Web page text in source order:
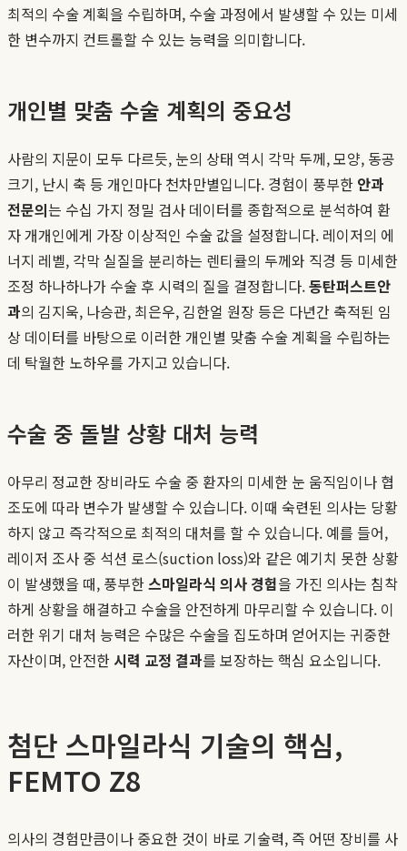
최적의 수술 계획을 수립하며, 수술 과정에서 발생할 수 있는 미세
한 변수까지 컨트롤할 수 있는 능력을 의미합니다.
개인별 맞춤 수술 계획의 중요성
사람의 지문이 모두 다르듯, 눈의 상태 역시 각막 두께, 모양, 동공
크기, 난시 축 등 개인마다 천차만별입니다. 경험이 풍부한 안과
전문의는 수십 가지 정밀 검사 데이터를 종합적으로 분석하여 환
자 개개인에게 가장 이상적인 수술 값을 설정합니다. 레이저의 에
너지 레벨, 각막 실질을 분리하는 렌티큘의 두께와 직경 등 미세한
조정 하나하나가 수술 후 시력의 질을 결정합니다.동탄퍼스트안
과의 김지욱, 나승관, 최은우, 김한얼 원장 등은 다년간 축적된 임
상 데이터를 바탕으로 이러한 개인별 맞춤 수술 계획을 수립하는
데 탁월한 노하우를 가지고 있습니다.
수술 중 돌발 상황 대처 능력
아무리 정교한 장비라도 수술 중 환자의 미세한 눈 움직임이나 협
조도에 따라 변수가 발생할 수 있습니다. 이때 숙련된 의사는 당황
하지 않고 즉각적으로 최적의 대처를 할 수 있습니다. 예를 들어,
레이저 조사 중 석션 로스(suction loss)와 같은 예기치 못한 상황
이 발생했을 때, 풍부한스마일라식 의사 경험을 가진 의사는 침착
하게 상황을 해결하고 수술을 안전하게 마무리할 수 있습니다. 이
러한 위기 대처 능력은 수많은 수술을 집도하며 얻어지는 귀중한
자산이며, 안전한시력 교정 결과를 보장하는 핵심 요소입니다.
첨단 스마일라식 기술의 핵심,
FEMTO Z8
의사의 경험만큼이나 중요한 것이 바로 기술력, 즉 어떤 장비를 사